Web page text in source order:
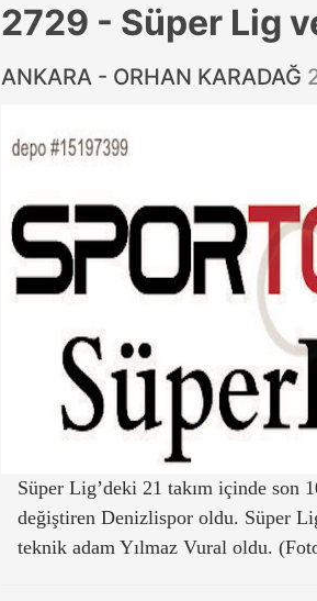
2729 - Süper Lig
ANKARA - ORHAN KARADAĞ
Süper Lig’deki 21 takım içinde son
değiştiren Denizlispor oldu. Süper
teknik adam Yılmaz Vural oldu.